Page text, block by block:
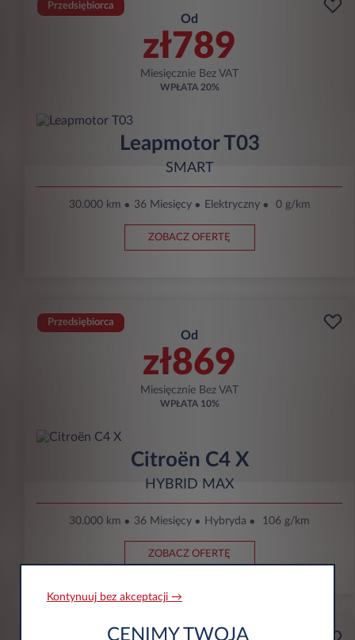
Przedsiębiorca
Od
zł789
Miesięcznie Bez VAT
WPŁATA 20%
Leapmotor T03
SMART
30.000 km 36 Miesięcy Elektryczny 0 g/km
ZOBACZ OFERTĘ
Przedsiębiorca
Od
zł869
Miesięcznie Bez VAT
WPŁATA 10%
Citroën C4 X
HYBRID MAX
30.000 km 36 Miesięcy Hybryda 106 g/km
ZOBACZ OFERTĘ
Kontynuuj bez akceptacji →
CENIMY TWOJĄ